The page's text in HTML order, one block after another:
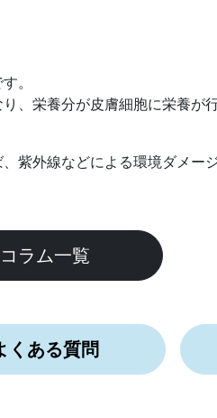
。
、栄養分が皮膚細胞に栄養が行
紫外線などによる環境ダメー
コラム一覧
くある質問